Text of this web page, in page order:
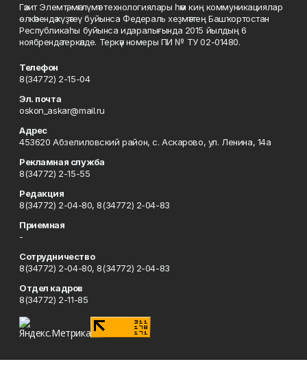
Гәзит Элемтә, мәғлүмәт технологиялары һәм киң коммуникациялар
өлкәһендә күҙәтеү буйынса Федераль хеҙмәттең Башҡортостан
Республикаһы буйынса идаралығында 2015 йылдың 6
ноябрендә теркәлде. Теркәү номеры ПИ № ТУ 02-01480.
Телефон
8(34772) 2-15-04
Эл. почта
oskon_askar@mail.ru
Адрес
453620 Абзелиловский район, с. Аскарово, ул. Ленина, 14а
Рекламная служба
8(34772) 2-15-55
Редакция
8(34772) 2-04-80, 8(34772) 2-04-83
Приемная
-
Сотрудничество
8(34772) 2-04-80, 8(34772) 2-04-83
Отдел кадров
8(34772) 2-11-85